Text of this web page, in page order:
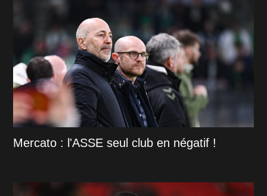
Mercato : l'ASSE seul club en négatif !